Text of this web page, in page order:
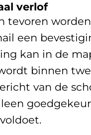
verlof
tevoren
een
kan in de
binnen
van de